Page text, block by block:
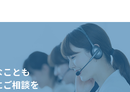
ことも
ご相談を